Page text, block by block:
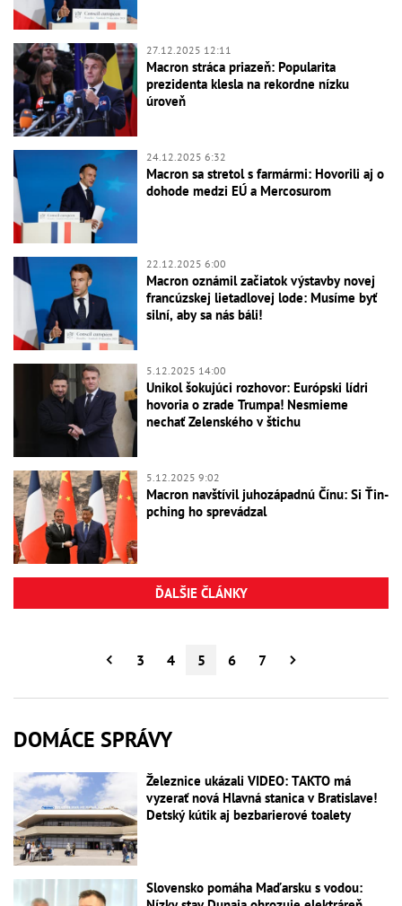
27.12.2025 12:11
Macron stráca priazeň: Popularita
prezidenta klesla na rekordne nízku
úroveň
24.12.2025 6:32
Macron sa stretol s farmármi: Hovorili aj o
dohode medzi EÚ a Mercosurom
22.12.2025 6:00
Macron oznámil začiatok výstavby novej
francúzskej lietadlovej lode: Musíme byť
silní, aby sa nás báli!
5.12.2025 14:00
Unikol šokujúci rozhovor: Európski lídri
hovoria o zrade Trumpa! Nesmieme
nechať Zelenského v štichu
5.12.2025 9:02
Macron navštívil juhozápadnú Čínu: Si Ťin-
pching ho sprevádzal
ĎALŠIE ČLÁNKY
3 4 5 6 7
DOMÁCE SPRÁVY
Železnice ukázali VIDEO: TAKTO má
vyzerať nová Hlavná stanica v Bratislave!
Detský kútik aj bezbarierové toalety
Slovensko pomáha Maďarsku s vodou: